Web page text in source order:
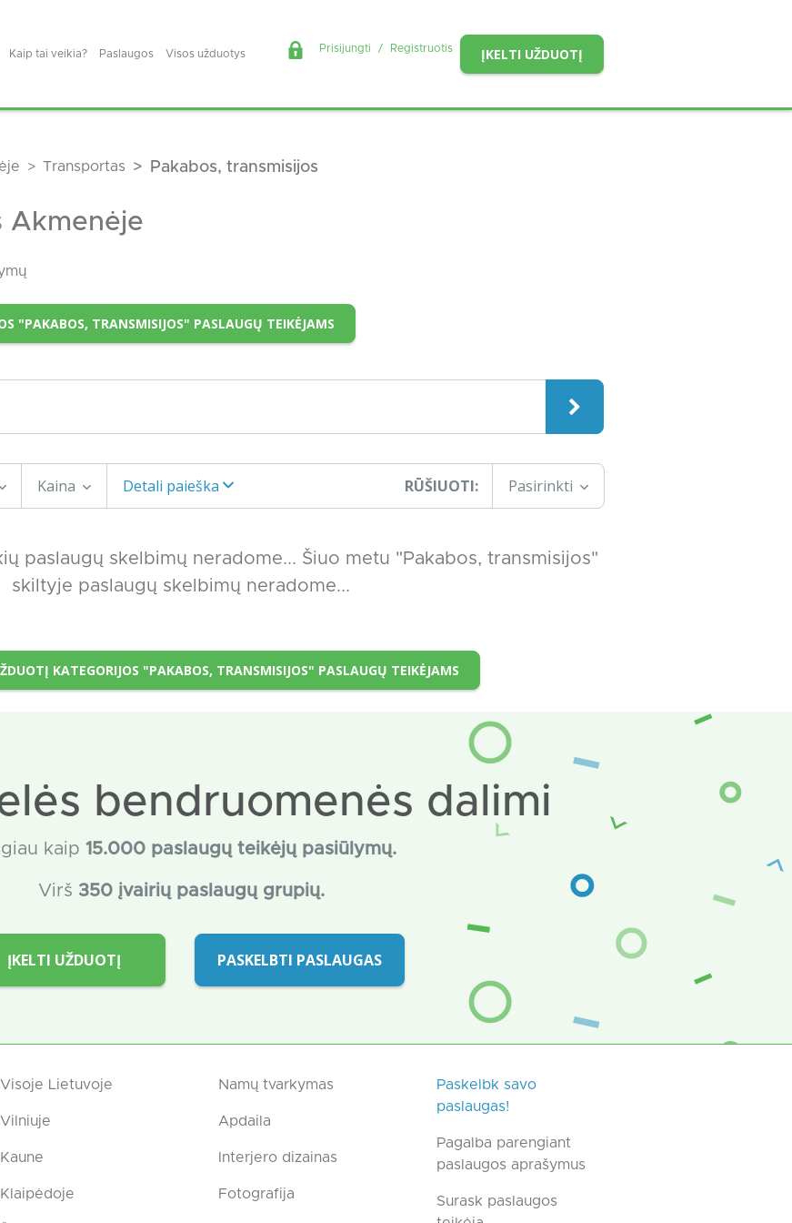
Kaip tai veikia? Paslaugos Visos užduotys ĮKELTI UŽDUOTĮ
Prisijungti / Registruotis
Transportas Pakabos, transmisijos
Akmenėje
"PAKABOS, TRANSMISIJOS" PASLAUGŲ TEIKĖJAMS
Kaina Detali paieška RŪŠIUOTI: Pasirinkti
paslaugų skelbimų neradome... Šiuo metu "Pakabos, transmisijos"
skiltyje paslaugų skelbimų neradome...
KATEGORIJOS "PAKABOS, TRANSMISIJOS" PASLAUGŲ TEIKĖJAMS
bendruomenės dalimi
kaip 15.000 paslaugų teikėjų pasiūlymų.
Virš 350 įvairių paslaugų grupių.
ĮKELTI UŽDUOTĮ PASKELBTI PASLAUGAS
Visoje Lietuvoje
Vilniuje
Kaune
Klaipėdoje
Namų tvarkymas
Apdaila
Interjero dizainas
Fotografija
Paskelbk savo
paslaugas!
Pagalba parengiant
paslaugos aprašymus
Surask paslaugos